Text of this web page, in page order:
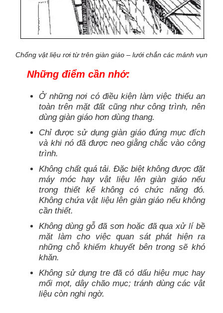
Chống vật liệu rơi từ trên giàn giáo – lưới chắn các mảnh vụn
Những điểm cần nhớ:
Ở những nơi có điều kiện làm việc thiếu an
toàn trên mặt đất cũng như công trình, nên
dùng giàn giáo hơn dùng thang.
Chỉ được sử dụng giàn giáo đúng mục đích
và khi nó đã được neo giằng chắc vào công
trình.
Không chất quá tải. Đặc biệt không được đặt
máy móc hay vật liệu lên giàn giáo nếu
trong thiết kế không có chức năng đó.
Không chứa vật liệu lên giàn giáo nếu không
cần thiết.
Không dùng gỗ đã sơn hoặc đã qua xử lí bề
mặt làm cho việc quan sát phát hiện ra
những chỗ khiếm khuyết bên trong sẽ khó
khăn.
Không sử dụng tre đã có dấu hiệu mục hay
mối mọt, dây chão mục; tránh dùng các vật
liệu còn nghi ngờ.